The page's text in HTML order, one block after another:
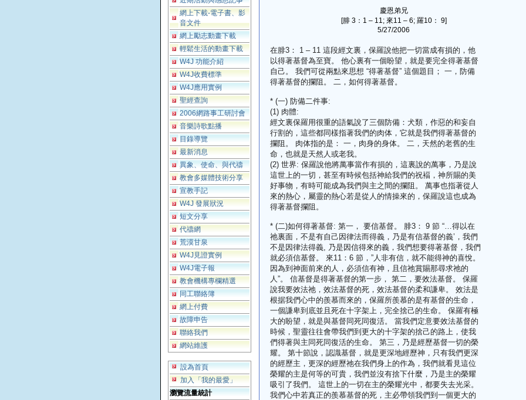
網上下載-電子書、影
音文件
網上勵志動畫下載
輕鬆生活的動畫下載
W4J 功能介紹
W4J收費標準
W4J應用實例
聖經查詢
2006網路事工研討會
音樂詩歌點播
目錄導覽
最新消息
異象、使命、與代禱
教會多媒體技術分享
宣教手記
W4J 發展狀況
短文分享
代禱網
荒漠甘泉
W4J見證實例
W4J電子報
教會機構專欄精選
同工聯絡簿
網上付費
故障申告
聯絡我們
網站維護
設為首頁
加入「我的最愛」
瀏覽流量統計
慶恩弟兄
[腓 3：1 – 11; 來11 – 6; 羅10： 9]
5/27/2006
在腓3： 1 – 11 這段經文裏，保羅說他把一切當成有損的，他
以得著基督為至寶。 他心裏有一個盼望，就是要完全得著基督
自己。 我們可從兩點來思想 “得著基督” 這個題目； 一，防備
得著基督的攔阻。 二，如何得著基督。
* (一) 防備二件事:
(1) 肉體:
經文裏保羅用很重的語氣說了三個防備：犬類，作惡的和妄自
行割的，這些都同樣指著我們的肉体，它就是我們得著基督的
攔阻。 肉体指的是： 一，肉身的身体。 二，天然的老舊的生
命，也就是天然人或老我。
(2) 世界: 保羅說他將萬事當作有損的，這裏說的萬事，乃是說
這世上的一切，甚至有時候包括神給我們的祝褔，神所賜的美
好事物，有時可能成為我們與主之間的攔阻。 萬事也指著從人
來的熱心，屬靈的熱心若是從人的情操來的，保羅說這也成為
得著基督攔阻。
* (二)如何得著基督: 第一， 要信基督。 腓3： 9 節 “…得以在
祂裏面，不是有自己因律法而得義，乃是有信基督的義’，我們
不是因律法得義, 乃是因信得來的義，我們想要得著基督，我們
就必須信基督。 來11：6 節，”人非有信，就不能得神的喜悅。
因為到神面前來的人，必須信有神，且信祂賞賜那尋求祂的
人”。 信基督是得著基督的第一步， 第二，要效法基督。 保羅
說我要效法祂，效法基督的死，效法基督的柔和謙卑。 效法是
根据我們心中的羨慕而來的，保羅所羨慕的是有基督的生命，
一個謙卑到底並且死在十字架上，完全捨己的生命。 保羅有極
大的盼望，就是與基督同死同復活。 當我們定意要效法基督的
時候，聖靈往往會帶我們到更大的十字架的捨己的路上，使我
們得著與主同死同復活的生命。 第三，乃是經歷基督一切的榮
耀。 第十節說，認識基督，就是更深地經歷神，只有我們更深
的經歷主，更深的經歷祂在我們身上的作為，我們就看見這位
榮耀的主是何等的可貴，我們並沒有捨下什麼，乃是主的榮耀
吸引了我們。 這世上的一切在主的榮耀光中，都要失去光采。
我們心中若真正的羨慕基督的死，主必帶領我們到一個更大的